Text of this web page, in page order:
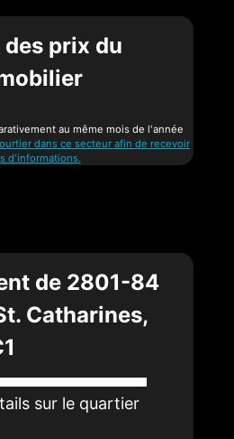
prix du
au même mois de l'année
dans ce secteur afin de recevoir
d'informations.
de 2801-84
Catharines,
sur le quartier